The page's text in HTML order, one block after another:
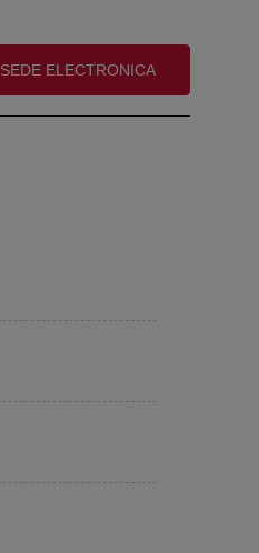
(abre en nueva ventana)
SEDE ELECTRONICA